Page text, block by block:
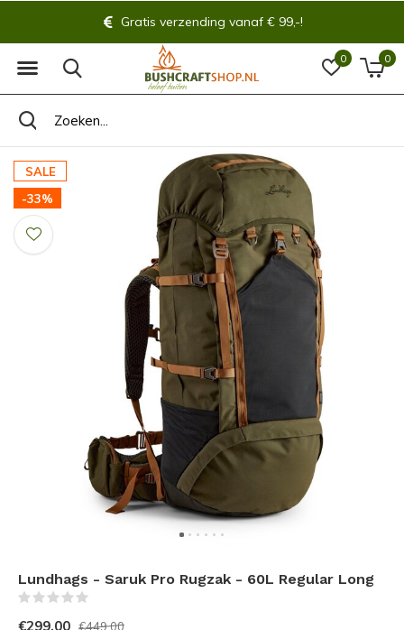
0 0
Gratis verzending vanaf € 99,-!
SALE
-33%
Lundhags - Saruk Pro Rugzak - 60L Regular Long
€299,00 €449,00